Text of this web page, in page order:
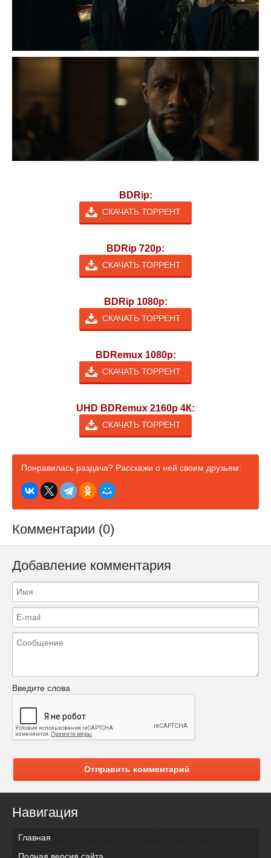
BDRip:
СКАЧАТЬ ТОРРЕНТ
BDRip 720p:
СКАЧАТЬ ТОРРЕНТ
BDRip 1080p:
СКАЧАТЬ ТОРРЕНТ
BDRemux 1080p:
СКАЧАТЬ ТОРРЕНТ
UHD BDRemux 2160p 4К:
СКАЧАТЬ ТОРРЕНТ
Понравилась раздача? Расскажи о ней своим друзьям:
Комментарии (0)
Добавление комментария
Введите слова
Отправить комментарий
Навигация
Главная